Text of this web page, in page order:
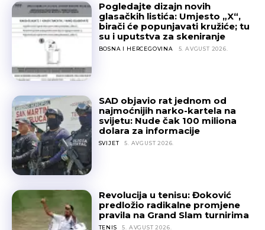
Pogledajte dizajn novih
glasačkih listića: Umjesto „X“,
birači će popunjavati kružiće; tu
su i uputstva za skeniranje
BOSNA I HERCEGOVINA 5. AVGUST 2026.
SAD objavio rat jednom od
najmoćnijih narko-kartela na
svijetu: Nude čak 100 miliona
dolara za informacije
SVIJET 5. AVGUST 2026.
Revolucija u tenisu: Đoković
predložio radikalne promjene
pravila na Grand Slam turnirima
TENIS 5. AVGUST 2026.